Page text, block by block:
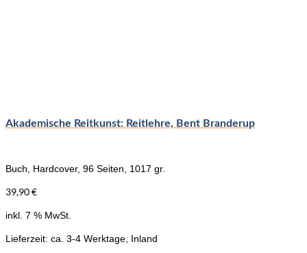
Akademische Reitkunst: Reitlehre, Bent Branderup
Buch, Hardcover, 96 Seiten, 1017 gr.
39,90€
inkl. 7 % MwSt.
Lieferzeit: ca. 3-4 Werktage, Inland